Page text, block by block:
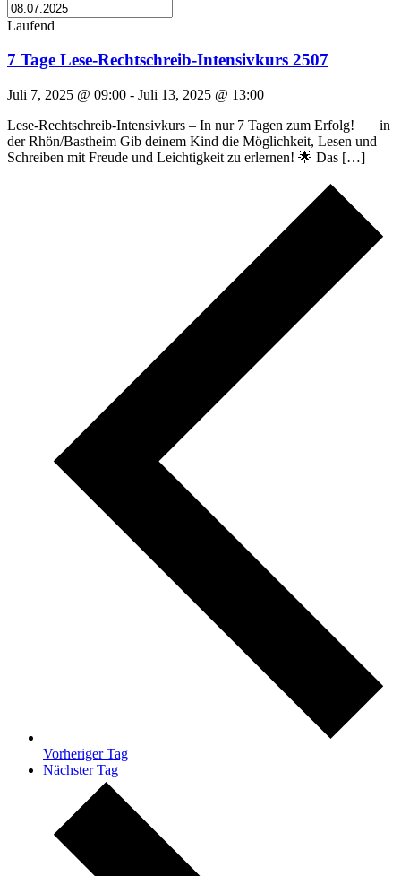
Laufend
7 Tage Lese-Rechtschreib-Intensivkurs 2507
Juli 7, 2025 @ 09:00 - Juli 13, 2025 @ 13:00
Lese-Rechtschreib-Intensivkurs – In nur 7 Tagen zum Erfolg! in
der Rhön/Bastheim Gib deinem Kind die Möglichkeit, Lesen und
Schreiben mit Freude und Leichtigkeit zu erlernen! 🌟 Das […]
Vorheriger Tag
Nächster Tag